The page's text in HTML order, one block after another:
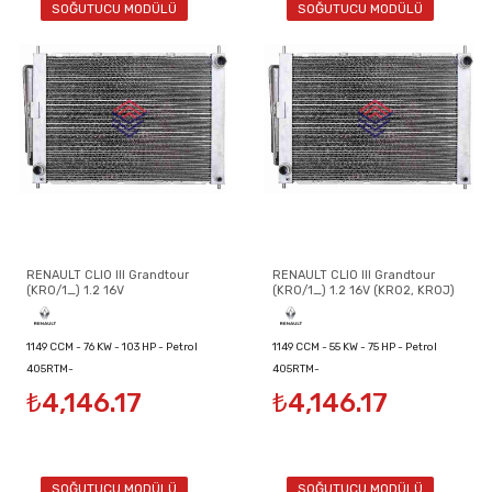
SOĞUTUCU MODÜLÜ
RENAULT CLIO III Grandtour
(KR0/1_) 1.2 16V
1149 CCM - 76 KW - 103 HP - Petrol
405RTM-
8200134606/8200149953/8200289181
₺4,146.17
SOĞUTUCU MODÜLÜ
RENAULT CLIO III Grandtour
(KR0/1_) 1.2 16V (KR02, KR0J)
1149 CCM - 55 KW - 75 HP - Petrol
405RTM-
8200134606/8200149953/8200289181
₺4,146.17
SOĞUTUCU MODÜLÜ SOĞUTUCU MODÜLÜ